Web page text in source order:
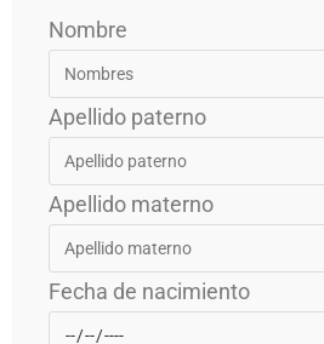
Nombre
Apellido paterno
Apellido materno
Fecha de nacimiento